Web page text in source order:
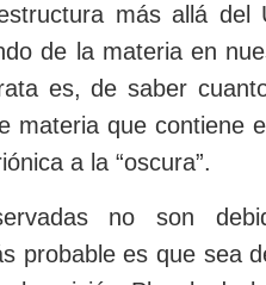
más allá del
de la materia en
es, de saber
materia que contiene
a la “oscura”.
no son
probable es que sea